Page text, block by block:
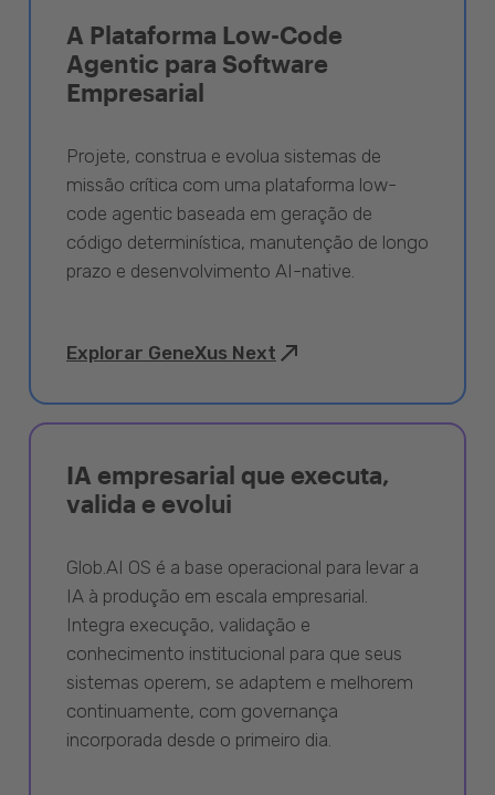
A Plataforma Low-Code
Agentic para Software
Empresarial
Projete, construa e evolua sistemas de
missão crítica com uma plataforma low-
code agentic baseada em geração de
código determinística, manutenção de longo
prazo e desenvolvimento AI-native.
Explorar GeneXus Next
IA empresarial que executa,
valida e evolui
Glob.AI OS é a base operacional para levar a
IA à produção em escala empresarial.
Integra execução, validação e
conhecimento institucional para que seus
sistemas operem, se adaptem e melhorem
continuamente, com governança
incorporada desde o primeiro dia.